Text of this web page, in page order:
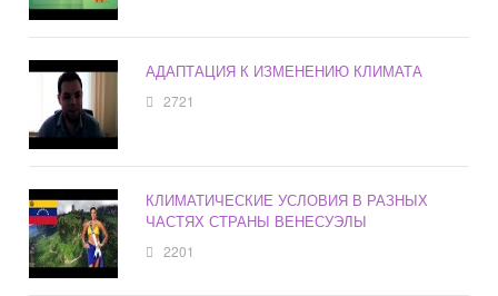
АДАПТАЦИЯ К ИЗМЕНЕНИЮ КЛИМАТА
2721
КЛИМАТИЧЕСКИЕ УСЛОВИЯ В РАЗНЫХ
ЧАСТЯХ СТРАНЫ ВЕНЕСУЭЛЫ
2201